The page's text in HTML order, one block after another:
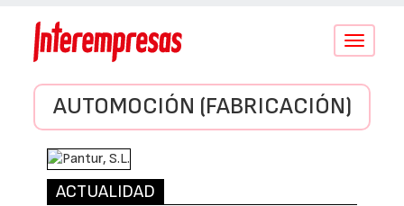
Conmutar
AUTOMOCIÓN (FABRICACIÓN)
ACTUALIDAD